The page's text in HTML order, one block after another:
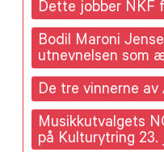
Dette jobber NKF
Bodil Maroni
utnevnelsen som
De tre vinnerne
Musikkutvalgets
på Kulturytring 23.